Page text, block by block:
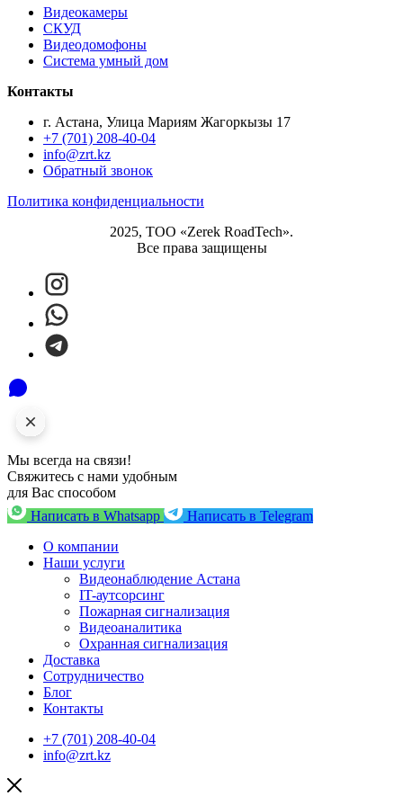
Видеокамеры
СКУД
Видеодомофоны
Система умный дом
Контакты
г. Астана, Улица Мариям Жагоркызы 17
+7 (701) 208-40-04
info@zrt.kz
Обратный звонок
Политика конфиденциальности
2025, ТОО «Zerek RoadTech».
Все права защищены
Мы всегда на связи!
Свяжитесь с нами удобным
для Вас способом
Написать в Whatsapp
Написать в Telegram
О компании
Наши услуги
Видеонаблюдение Астана
IT-аутсорсинг
Пожарная сигнализация
Видеоаналитика
Охранная сигнализация
Доставка
Сотрудничество
Блог
Контакты
+7 (701) 208-40-04
info@zrt.kz